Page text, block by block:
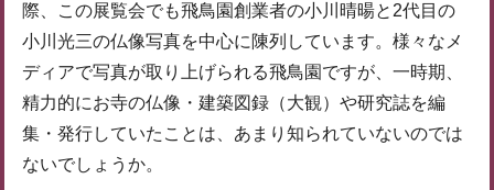
際、この展覧会でも飛鳥園創業者の小川晴暘と2代目の
小川光三の仏像写真を中心に陳列しています。様々なメ
ディアで写真が取り上げられる飛鳥園ですが、一時期、
精力的にお寺の仏像・建築図録（大観）や研究誌を編
集・発行していたことは、あまり知られていないのでは
ないでしょうか。